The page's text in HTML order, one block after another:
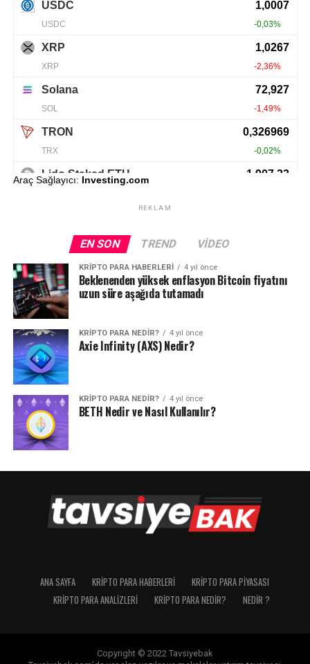
Araç Sağlayıcı: Investing.com
REKLAM
EN SON TREND VIDEO
KRIPTO PARA HABERLERI 4 yıl önce
Beklenenden yüksek enflasyon Bitcoin fiyatını
uzun süre aşağıda tutamadı
KRIPTO PARA NEDIR? 4 yıl önce
Axie Infinity (AXS) Nedir?
KRIPTO PARA NEDIR? 4 yıl önce
BETH Nedir ve Nasıl Kullanılır?
ANA SAYFA KRIPTO PARA HABERLERI
KRIPTO PARA PIYASASI
KRIPTO PARA ANALIZLERI
KRIPTO PARA NEDIR? NEDIR ?
Copyright © 2022 Tavsiyebak